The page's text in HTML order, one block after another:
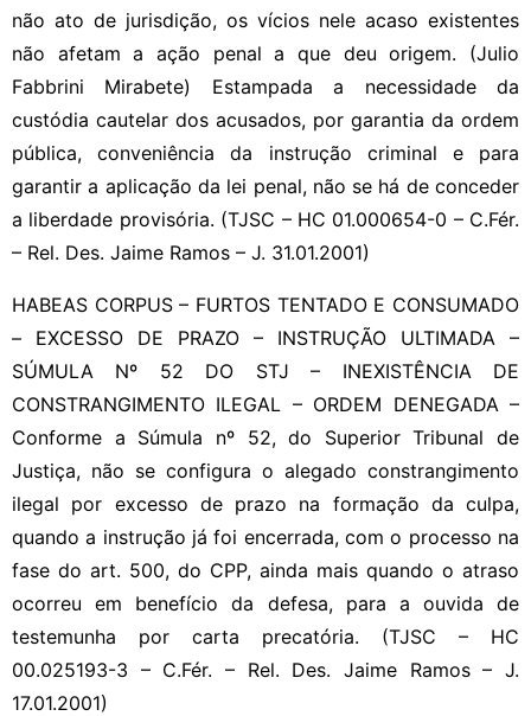
não ato de jurisdição, os vícios nele acaso existentes
não afetam a ação penal a que deu origem. (Julio
Fabbrini Mirabete) Estampada a necessidade da
custódia cautelar dos acusados, por garantia da ordem
pública, conveniência da instrução criminal e para
garantir a aplicação da lei penal, não se há de conceder
a liberdade provisória. (TJSC – HC 01.000654-0 – C.Fér.
– Rel. Des. Jaime Ramos – J. 31.01.2001)
HABEAS CORPUS – FURTOS TENTADO E CONSUMADO
– EXCESSO DE PRAZO – INSTRUÇÃO ULTIMADA –
SÚMULA Nº 52 DO STJ – INEXISTÊNCIA DE
CONSTRANGIMENTO ILEGAL – ORDEM DENEGADA –
Conforme a Súmula nº 52, do Superior Tribunal de
Justiça, não se configura o alegado constrangimento
ilegal por excesso de prazo na formação da culpa,
quando a instrução já foi encerrada, com o processo na
fase do art. 500, do CPP, ainda mais quando o atraso
ocorreu em benefício da defesa, para a ouvida de
testemunha por carta precatória. (TJSC – HC
00.025193-3 – C.Fér. – Rel. Des. Jaime Ramos – J.
17.01.2001)